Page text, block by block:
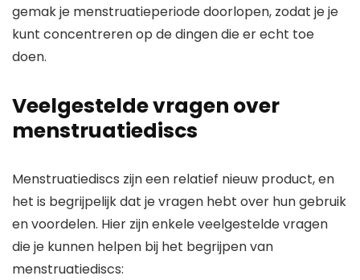
gemak je menstruatieperiode doorlopen, zodat je je
kunt concentreren op de dingen die er echt toe
doen.
Veelgestelde vragen over
menstruatiediscs
Menstruatiediscs zijn een relatief nieuw product, en
het is begrijpelijk dat je vragen hebt over hun gebruik
en voordelen. Hier zijn enkele veelgestelde vragen
die je kunnen helpen bij het begrijpen van
menstruatiediscs: